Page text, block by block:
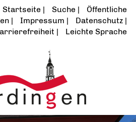
Startseite Suche
Öffentliche
Impressum
Datenschutz
Leichte Sprache